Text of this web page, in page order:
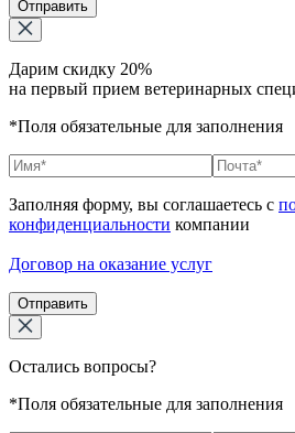
Отправить
Дарим скидку 20%
на первый прием ветеринарных
*Поля обязательные для заполнения
Заполняя форму, вы соглашаетесь с
конфиденциальности компании
Договор на оказание услуг
Отправить
Остались вопросы?
*Поля обязательные для заполнения